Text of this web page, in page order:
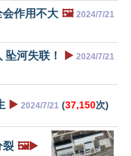
作用不大 🖼️ 2024/7/21
河失联！ ▶️ 2024/7/21
▶️ 2024/7/21 (37,150次)
裂 🖼️▶️